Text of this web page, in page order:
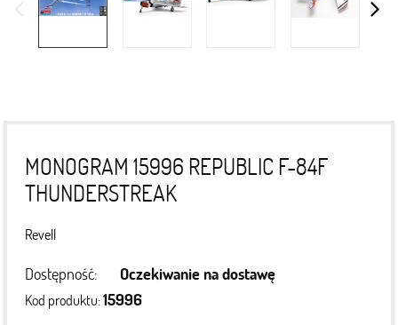
MONOGRAM 15996 REPUBLIC F-84F
THUNDERSTREAK
Revell
Dostępność: Oczekiwanie na dostawę
Kod produktu:15996